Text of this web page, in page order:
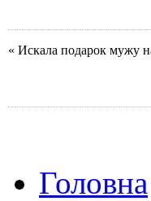
« Искала подарок мужу
Головна